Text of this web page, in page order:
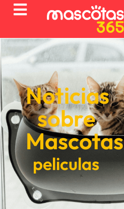
Noticias
sobre
Mascotas
peliculas